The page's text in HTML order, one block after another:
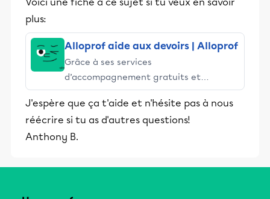
plus:
Alloprof aide aux devoirs | Alloprof
Grâce à ses services
d’accompagnement gratuits et
stimulants, Alloprof engage les élèves
et leurs parents dans la réussite
éducative.
J'espère que ça t'aide et n'hésite pas à nous
réécrire si tu as d'autres questions!
Anthony B.